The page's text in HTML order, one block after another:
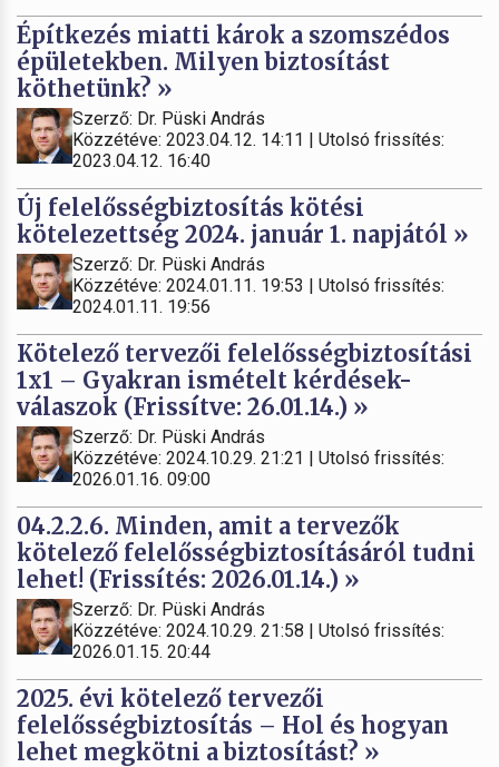
Építkezés miatti károk a szomszédos
épületekben. Milyen biztosítást
köthetünk? »
Szerző: Dr. Püski András
Közzétéve: 2023.04.12. 14:11 | Utolsó frissítés:
2023.04.12. 16:40
Új felelősségbiztosítás kötési
kötelezettség 2024. január 1. napjától »
Szerző: Dr. Püski András
Közzétéve: 2024.01.11. 19:53 | Utolsó frissítés:
2024.01.11. 19:56
Kötelező tervezői felelősségbiztosítási
1x1 – Gyakran ismételt kérdések-
válaszok (Frissítve: 26.01.14.) »
Szerző: Dr. Püski András
Közzétéve: 2024.10.29. 21:21 | Utolsó frissítés:
2026.01.16. 09:00
04.2.2.6. Minden, amit a tervezők
kötelező felelősségbiztosításáról tudni
lehet! (Frissítés: 2026.01.14.) »
Szerző: Dr. Püski András
Közzétéve: 2024.10.29. 21:58 | Utolsó frissítés:
2026.01.15. 20:44
2025. évi kötelező tervezői
felelősségbiztosítás – Hol és hogyan
lehet megkötni a biztosítást? »